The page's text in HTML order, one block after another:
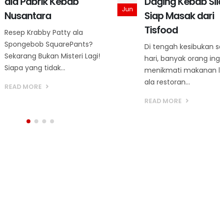
Siap Masak dari
Tisfood
Di tengah kesibukan sehari-
hari, banyak orang ingin
menikmati makanan lezat
ala restoran...
Apr
Layanan Maklon
Pabrik Kebab
Solusi Bisnis Kebab
Ribet: Mengenal
Maklon dari Pabrik
Memulai bisnis...
READ MORE